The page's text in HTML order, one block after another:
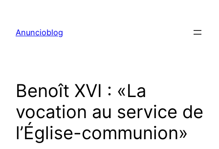
contenu
Anuncioblog
Benoît XVI : «La
vocation au service de
l’Église-communion»